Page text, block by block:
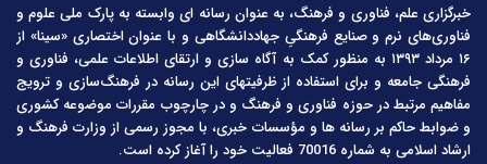
خبرگزاری علم، فناوری و فرهنگ، به عنوان رسانه ای وابسته به پارک ملی علوم و
فناوری‌های نرم و صنایع فرهنگیِ جهاددانشگاهی و با عنوان اختصاری «سینا» از
۱۶ مرداد ۱۳۹۳ به منظور کمک به آگاه سازی و ارتقای اطلاعات علمی، فناوری و
فرهنگی جامعه و برای استفاده از ظرفیتهای این رسانه در فرهنگ‌سازی و ترویج
مفاهیم مرتبط در حوزه فناوری و فرهنگ و در چارچوب مقررات موضوعه کشوری
و ضوابط حاکم بر رسانه ها و مؤسسات خبری، با مجوز رسمی از وزارت فرهنگ و
ارشاد اسلامی به شماره 70016 فعالیت خود را آغاز کرده است.